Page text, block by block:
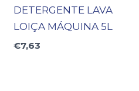
DETERGENTE LAVA
LOIÇA MÁQUINA 5L
€7,63